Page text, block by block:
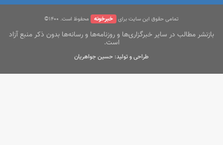
تمامی حقوق این سایت برای خبرخونه محفوظ است. ۱400©
بازنشر مطالب در سایر خبرگزاری‌ها و روزنامه‌ها و رسانه‌ها بدون ذکر منبع آزاد
است.
طراحی و تولید: حسین جواهریان